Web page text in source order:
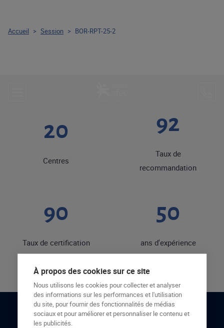
20
Centres
92
Taux de
recommandation
90
Taux de certification
50
ans d'expérience
RESTONS EN CONTACT
Accueil > Session > BOR-RPT-25-2
À propos des cookies sur ce site
Nous utilisons les cookies pour collecter et analyser
des informations sur les performances et l'utilisation
du site, pour fournir des fonctionnalités de médias
sociaux et pour améliorer et personnaliser le contenu et
les publicités.